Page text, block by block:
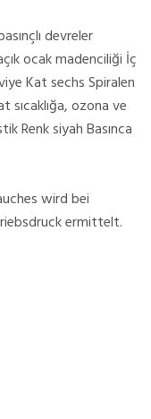
devreler
ocak madenciliği İç
Kat sechs Spiralen
ozona ve
Renk siyah Basınca
wird bei
ermittelt.